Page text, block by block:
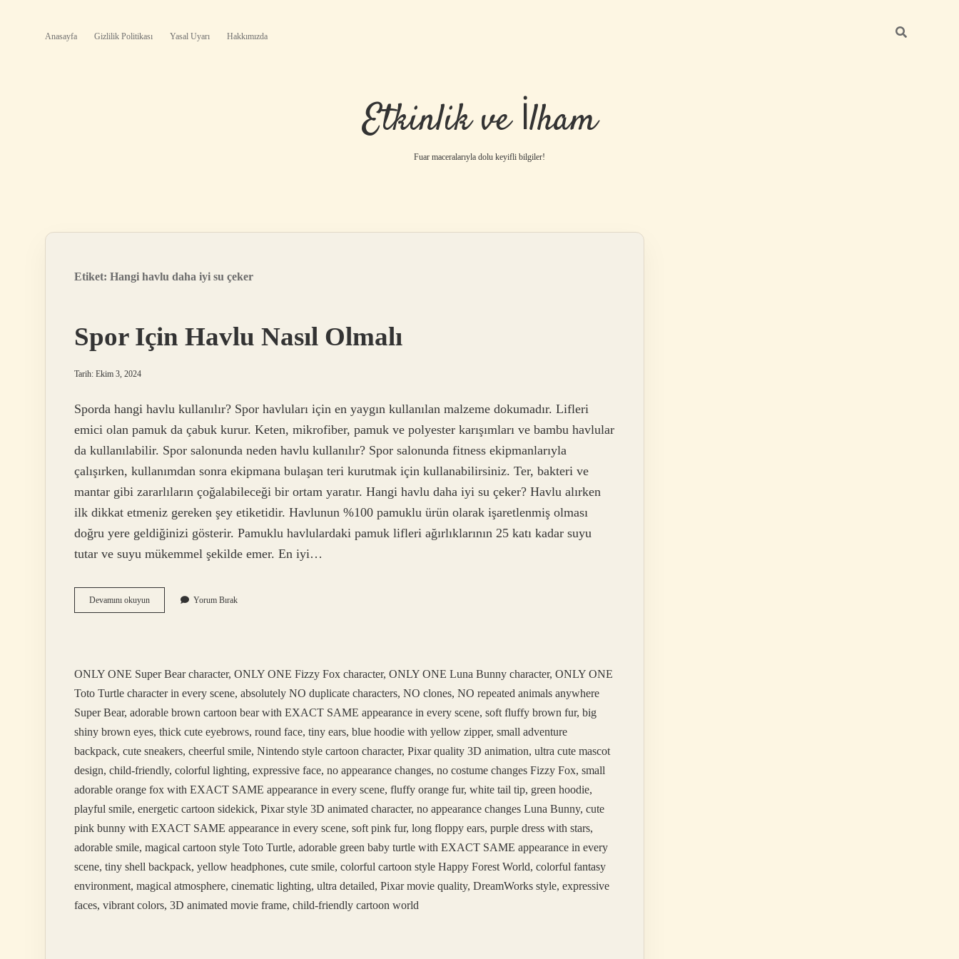
Anasayfa Gizlilik Politikası Yasal Uyarı Hakkımızda
Etkinlik ve İlham
Fuar maceralarıyla dolu keyifli bilgiler!
Etiket: Hangi havlu daha iyi su çeker
Spor Için Havlu Nasıl Olmalı
Tarih: Ekim 3, 2024
Sporda hangi havlu kullanılır? Spor havluları için en yaygın kullanılan malzeme dokumadır. Lifleri
emici olan pamuk da çabuk kurur. Keten, mikrofiber, pamuk ve polyester karışımları ve bambu havlular
da kullanılabilir. Spor salonunda neden havlu kullanılır? Spor salonunda fitness ekipmanlarıyla
çalışırken, kullanımdan sonra ekipmana bulaşan teri kurutmak için kullanabilirsiniz. Ter, bakteri ve
mantar gibi zararlıların çoğalabileceği bir ortam yaratır. Hangi havlu daha iyi su çeker? Havlu alırken
ilk dikkat etmeniz gereken şey etiketidir. Havlunun %100 pamuklu ürün olarak işaretlenmiş olması
doğru yere geldiğinizi gösterir. Pamuklu havlulardaki pamuk lifleri ağırlıklarının 25 katı kadar suyu
tutar ve suyu mükemmel şekilde emer. En iyi…
Devamını okuyunSpor
Için
Yorum Bırak
ONLY ONE Super Bear character, ONLY ONE Fizzy Fox character, ONLY ONE Luna Bunny character, ONLY ONE
Toto Turtle character in every scene, absolutely NO duplicate characters, NO clones, NO repeated animals anywhere
Super Bear, adorable brown cartoon bear with EXACT SAME appearance in every scene, soft fluffy brown fur, big
shiny brown eyes, thick cute eyebrows, round face, tiny ears, blue hoodie with yellow zipper, small adventure
backpack, cute sneakers, cheerful smile, Nintendo style cartoon character, Pixar quality 3D animation, ultra cute mascot
design, child-friendly, colorful lighting, expressive face, no appearance changes, no costume changes Fizzy Fox, small
adorable orange fox with EXACT SAME appearance in every scene, fluffy orange fur, white tail tip, green hoodie,
playful smile, energetic cartoon sidekick, Pixar style 3D animated character, no appearance changes Luna Bunny, cute
pink bunny with EXACT SAME appearance in every scene, soft pink fur, long floppy ears, purple dress with stars,
adorable smile, magical cartoon style Toto Turtle, adorable green baby turtle with EXACT SAME appearance in every
scene, tiny shell backpack, yellow headphones, cute smile, colorful cartoon style Happy Forest World, colorful fantasy
environment, magical atmosphere, cinematic lighting, ultra detailed, Pixar movie quality, DreamWorks style, expressive
faces, vibrant colors, 3D animated movie frame, child-friendly cartoon world